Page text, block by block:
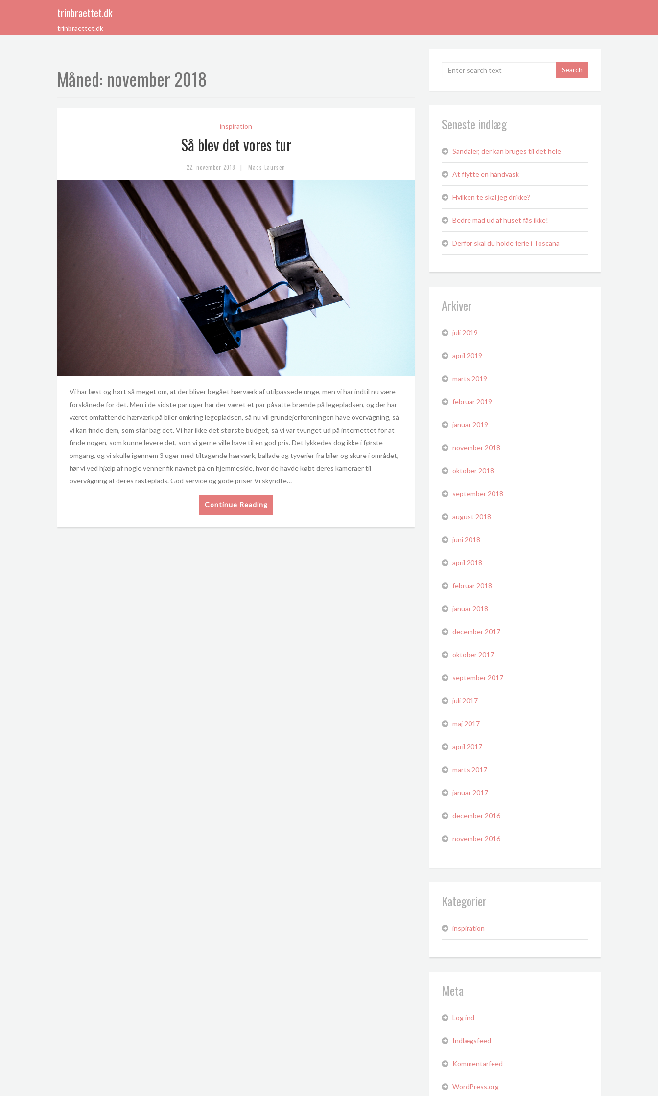
trinbraettet.dk
trinbraettet.dk
Måned: november 2018
inspiration
Så blev det vores tur
22. november 2018 | Mads Laursen
Vi har læst og hørt så meget om, at der bliver begået hærværk af utilpassede unge, men vi har indtil nu være
forskånede for det. Men i de sidste par uger har der været et par påsatte brænde på legepladsen, og der har
været omfattende hærværk på biler omkring legepladsen, så nu vil grundejerforeningen have overvågning, så
vi kan finde dem, som står bag det. Vi har ikke det største budget, så vi var tvunget ud på internettet for at
finde nogen, som kunne levere det, som vi gerne ville have til en god pris. Det lykkedes dog ikke i første
omgang, og vi skulle igennem 3 uger med tiltagende hærværk, ballade og tyverier fra biler og skure i området,
før vi ved hjælp af nogle venner fik navnet på en hjemmeside, hvor de havde købt deres kameraer til
overvågning af deres rasteplads. God service og gode priser Vi skyndte…
Continue Reading
Seneste indlæg
Sandaler, der kan bruges til det hele
At flytte en håndvask
Hvilken te skal jeg drikke?
Bedre mad ud af huset fås ikke!
Derfor skal du holde ferie i Toscana
Arkiver
juli 2019
april 2019
marts 2019
februar 2019
januar 2019
november 2018
oktober 2018
september 2018
august 2018
juni 2018
april 2018
februar 2018
januar 2018
december 2017
oktober 2017
september 2017
juli 2017
maj 2017
april 2017
marts 2017
januar 2017
december 2016
november 2016
Kategorier
inspiration
Meta
Log ind
Indlægsfeed
Kommentarfeed
WordPress.org